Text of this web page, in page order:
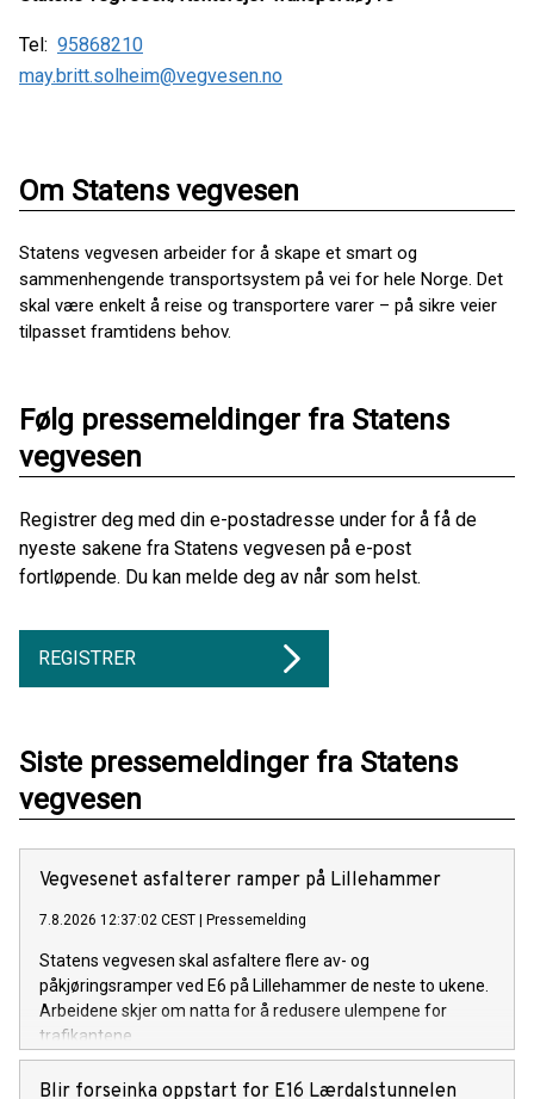
Tel: 95868210
may.britt.solheim@vegvesen.no
Om Statens vegvesen
Statens vegvesen arbeider for å skape et smart og
sammenhengende transportsystem på vei for hele Norge. Det
skal være enkelt å reise og transportere varer – på sikre veier
tilpasset framtidens behov.
Følg pressemeldinger fra Statens
vegvesen
Registrer deg med din e-postadresse under for å få de
nyeste sakene fra Statens vegvesen på e-post
fortløpende. Du kan melde deg av når som helst.
REGISTRER
Siste pressemeldinger fra Statens
vegvesen
Vegvesenet asfalterer ramper på Lillehammer
7.8.2026 12:37:02 CEST Pressemelding
Statens vegvesen skal asfaltere flere av- og
påkjøringsramper ved E6 på Lillehammer de neste to ukene.
Arbeidene skjer om natta for å redusere ulempene for
trafikantene.
Blir forseinka oppstart for E16 Lærdalstunnelen